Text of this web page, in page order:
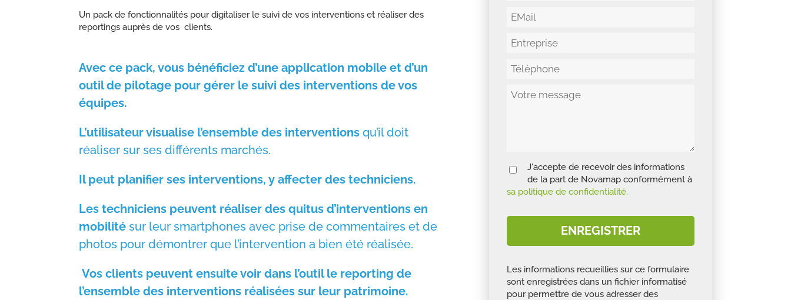
Un pack de fonctionnalités pour digitaliser le suivi de vos interventions et réaliser des
reportings auprès de vos clients.
Avec ce pack, vous bénéficiez d’une application mobile et d’un
outil de pilotage pour gérer le suivi des interventions de vos
équipes.
L’utilisateur visualise l’ensemble des interventions qu’il doit
réaliser sur ses différents marchés.
Il peut planifier ses interventions, y affecter des techniciens.
Les techniciens peuvent réaliser des quitus d’interventions en
mobilitésur leur smartphones avec prise de commentaires et de
photos pour démontrer que l’intervention a bien été réalisée.
Vos clients peuvent ensuite voir dans l’outil le reporting de
l’ensemble des interventions réalisées sur leur patrimoine.
J'accepte de recevoir des informations
de la part de Novamap conformément à
sa politique de confidentialité.
ENREGISTRER
Les informations recueillies sur ce formulaire
sont enregistrées dans un fichier informatisé
pour permettre de vous adresser des